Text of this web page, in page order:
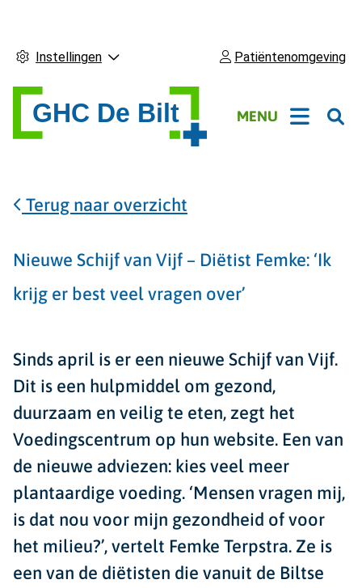
Instellingen Patiëntenomgeving
Hoofdmenu
MENU
Terug naar overzicht
Nieuwe Schijf van Vijf – Diëtist Femke: ‘Ik
krijg er best veel vragen over’
Sinds april is er een nieuwe Schijf van Vijf.
Dit is een hulpmiddel om gezond,
duurzaam en veilig te eten, zegt het
Voedingscentrum op hun website. Een van
de nieuwe adviezen: kies veel meer
plantaardige voeding. ‘Mensen vragen mij,
is dat nou voor mijn gezondheid of voor
het milieu?’, vertelt Femke Terpstra. Ze is
een van de diëtisten die vanuit de Biltse